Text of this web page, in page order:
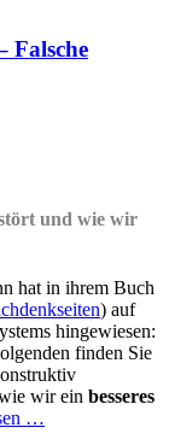
Falsche
und wie wir
hat in ihrem Buch
) auf
hingewiesen:
finden Sie
wir ein besseres
…